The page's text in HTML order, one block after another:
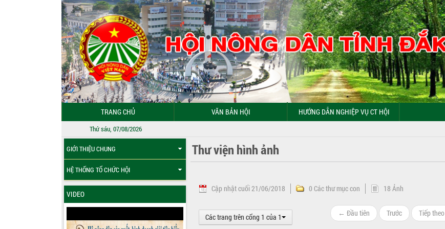
TRANG CHỦ VĂN BẢN HỘI HƯỚNG DẪN NGHIỆP VỤ CT HỘI
Thứ sáu, 07/08/2026
GIỚI THIỆU CHUNG
HỆ THỐNG TỔ CHỨC HỘI
VIDEO
Thư viện hình ảnh
Cập nhật cuối 21/06/2018 0 Các thư mục con 18 Ảnh
Các trang trên cổng 1 của 1 ← Đầu tiên Trước Tiếp theo